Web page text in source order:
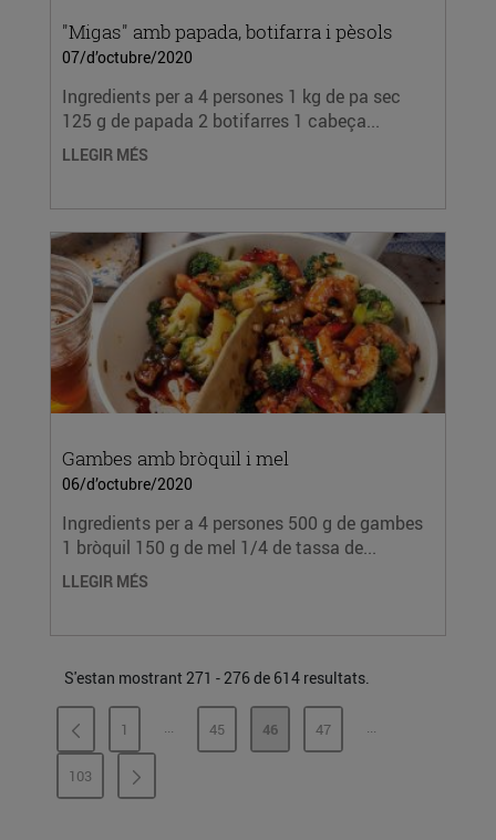
"Migas" amb papada, botifarra i pèsols
07/d’octubre/2020
Ingredients per a 4 persones 1 kg de pa sec
125 g de papada 2 botifarres 1 cabeça...
LLEGIR MÉS
Gambes amb bròquil i mel
06/d’octubre/2020
Ingredients per a 4 persones 500 g de gambes
1 bròquil 150 g de mel 1/4 de tassa de...
LLEGIR MÉS
S'estan mostrant 271 - 276 de 614 resultats.
PÀGINA
1 ...PÀGINES INTERMÈDIES
PÀGINA
45 PÀGINA
46 PÀGINA
47 ...PÀGINES
PÀGINA
103